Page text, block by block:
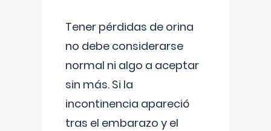
Tener pérdidas de orina
no debe considerarse
normal ni algo a aceptar
sin más. Si la
incontinencia apareció
tras el embarazo y el